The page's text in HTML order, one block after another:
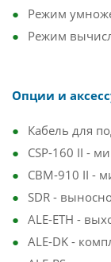
Режим
Режим
Опции и
Кабель для
CSP-160 II -
CBM-910 II -
SDR -
ALE-ETH -
ALE-DK -